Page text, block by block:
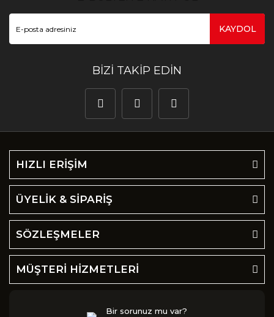
KAYDOL
BİZİ TAKİP EDİN
HIZLI ERİŞİM
ÜYELİK & SİPARİŞ
SÖZLEŞMELER
MÜŞTERİ HİZMETLERİ
Bir sorunuz mu var?